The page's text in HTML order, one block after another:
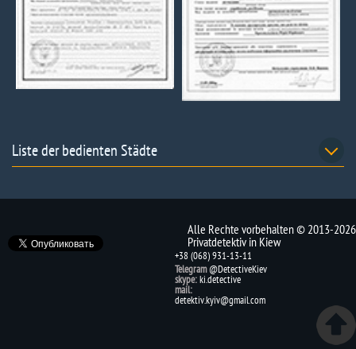
Liste der bedienten Städte
Alle Rechte vorbehalten © 2013-2026
Privatdetektiv in Kiew
+38 (068) 931-13-11
Telegram @DetectiveKiev
skype:ki.detective
mail:
detektiv.kyiv@gmail.com